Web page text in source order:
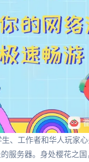
、工作者和华人玩家
服务器。身处樱花之国